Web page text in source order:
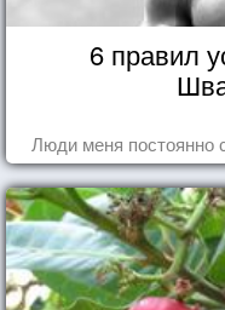
6 правил
Люди меня постоянно